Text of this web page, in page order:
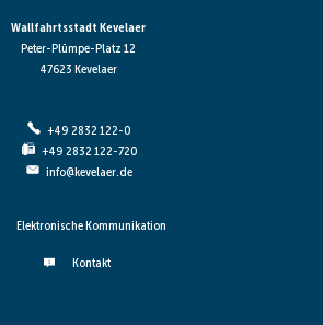
Wallfahrtsstadt Kevelaer
Peter-Plümpe-Platz 12
47623 Kevelaer
+49 2832 122-0
+49 2832 122-720
info@kevelaer.de
Elektronische Kommunikation
Kontakt